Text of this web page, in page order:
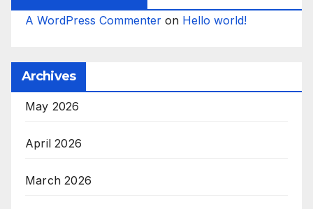
A WordPress Commenter on Hello world!
Archives
May 2026
April 2026
March 2026